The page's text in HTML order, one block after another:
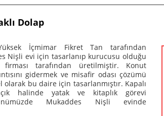
Dolap
İçmimar Fikret Tan tarafından
Nişli evi için tasarlanıp kurucusu olduğu
firması tarafından üretilmiştir. Konut
gidermek ve misafir odası çözümü
olarak bu daire için tasarlanmıştır. Kapalı
halinde yatak ve kitaplık görevi
Mukaddes Nişli evinde